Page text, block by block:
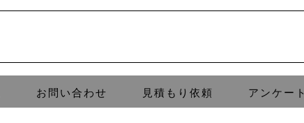
お問い合わせ 見積もり依頼 アンケート